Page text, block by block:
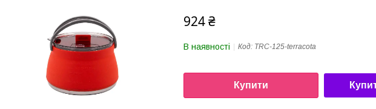
924 ₴
В наявності Код: TRC-125-terracota
Купити